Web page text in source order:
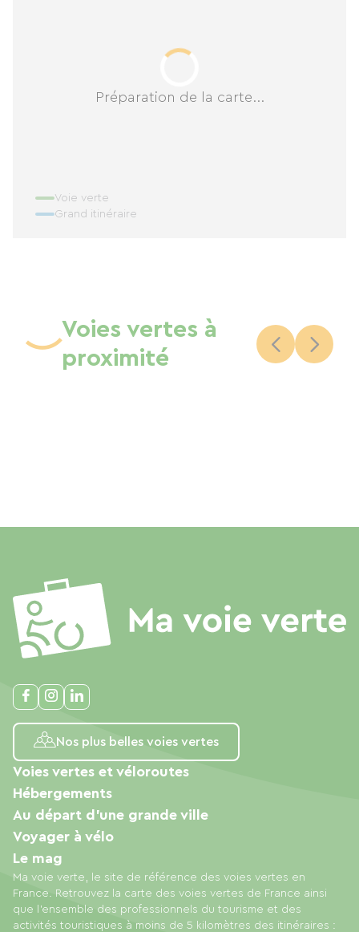
Préparation de la carte...
Voie verte
Grand itinéraire
Voies vertes à
proximité
Nos plus belles voies vertes
Ma voie verte, le site de référence des voies vertes en
France. Retrouvez la carte des voies vertes de France ainsi
que l'ensemble des professionnels du tourisme et des
activités touristiques à moins de 5 kilomètres des itinéraires :
Voies vertes et véloroutes
Hébergements
Au départ d'une grande ville
Voyager à vélo
Le mag